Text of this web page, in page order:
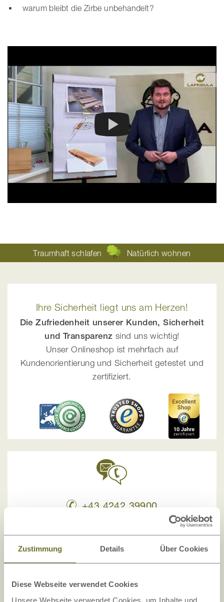
Zustimmung Details Über Cookies
Diese Webseite verwendet Cookies
Unsere Webseite verwendet Cookies, um Inhalte und
warum bleibt die Zirbe unbehandelt?
Traumhaft schlafen Natürlich wohnen
Ihre Sicherheit liegt uns am Herzen!
Die Zufriedenheit unserer Kunden, Sicherheit
und Transparenz sind uns wichtig!
Unser Onlineshop ist mehrfach auf
Kundenorientierung und Sicherheit getestet und
zertifiziert.
+43 4242 39900
Rückrufservice
office@lamodula.at